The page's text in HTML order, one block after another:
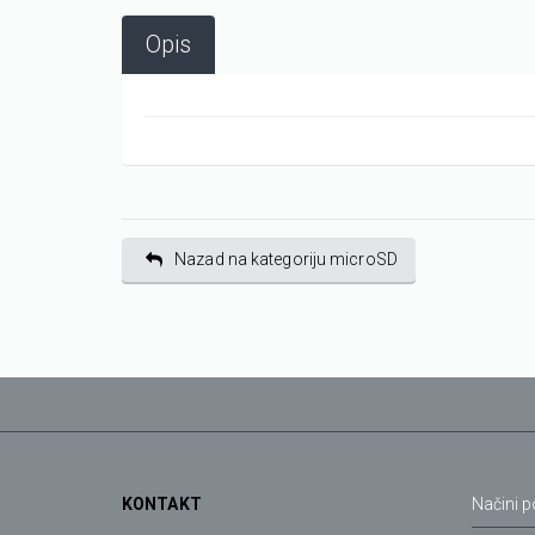
Opis
Nazad na kategoriju microSD
KONTAKT Načini